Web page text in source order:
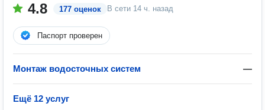
4.8 177 оценок В сети 14 ч. назад
Паспорт проверен
Монтаж водосточных систем —
Ещё 12 услуг